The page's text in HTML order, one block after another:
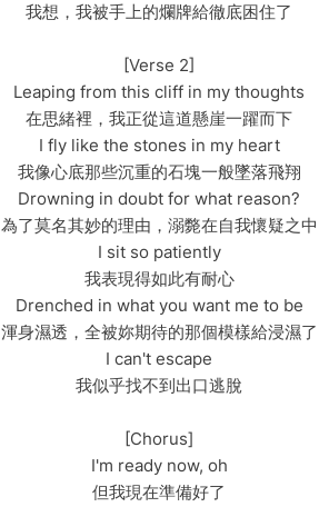
我想，我被手上的爛牌給徹底困住了
[Verse 2]
Leaping from this cliff in my thoughts
在思緒裡，我正從這道懸崖一躍而下
I fly like the stones in my heart
我像心底那些沉重的石塊一般墜落飛翔
Drowning in doubt for what reason?
為了莫名其妙的理由，溺斃在自我懷疑之中
I sit so patiently
我表現得如此有耐心
Drenched in what you want me to be
渾身濕透，全被妳期待的那個模樣給浸濕了
I can't escape
我似乎找不到出口逃脫
[Chorus]
I'm ready now, oh
但我現在準備好了